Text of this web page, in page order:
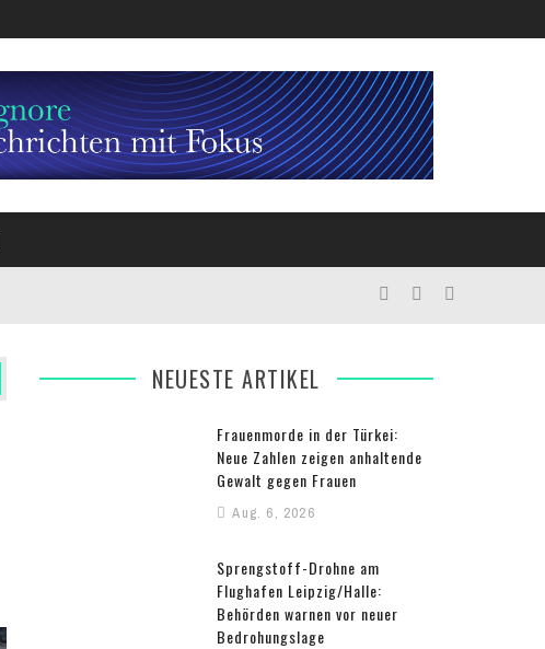
NEUESTE ARTIKEL
Frauenmorde in der Türkei:
Neue Zahlen zeigen anhaltende
Gewalt gegen Frauen
Aug. 6, 2026
Sprengstoff-Drohne am
Flughafen Leipzig/Halle:
Behörden warnen vor neuer
Bedrohungslage